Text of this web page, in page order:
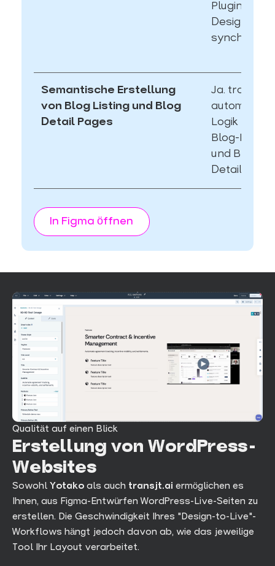
Plugin, das
Designs
Semantische Erstellung
von Blog Listing und Blog
Detail Pages
Ja. transjt
Logik hinter
Blog-
und Blog-
In Figma öffnen
Qualität auf einen Blick
Erstellung von WordPress-
Websites
Sowohl Yotako als auch transjt.ai ermöglichen es
Ihnen, aus Figma-Entwürfen WordPress-Live-Seiten zu
erstellen. Die Geschwindigkeit Ihres "Design-to-Live"-
Workflows hängt jedoch davon ab, wie das jeweilige
Tool Ihr Layout verarbeitet.